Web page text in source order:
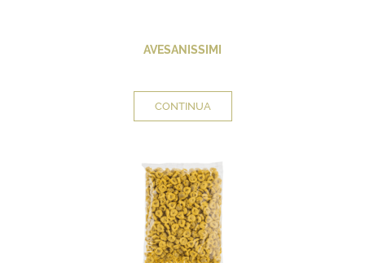
AVESANISSIMI
CONTINUA